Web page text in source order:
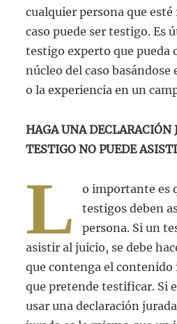
cualquier persona que
caso puede ser testigo. Es
testigo experto que pueda
núcleo del caso
o la experiencia en un
HAGA UNA DECLARACIÓN
TESTIGO NO PUEDE
L
o importante es
testigos deben
persona. Si un
asistir al juicio, se debe
que contenga el
que pretende testificar. Si
usar una declaración